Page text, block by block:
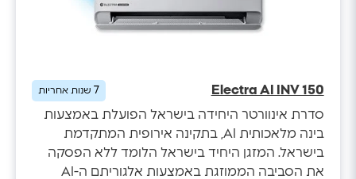
Electra AI INV 150
7שנות אחריות
סדרת אינוורטר היחידה בישראל הפועלת באמצעות
בינה מלאכותית AI, בתקינה אירופית המתקדמת
בישראל. המזגן היחיד בישראל הלומד ללא הפסקה
את הסביבה הממוזגת באמצעות אלגוריתם ה-AI